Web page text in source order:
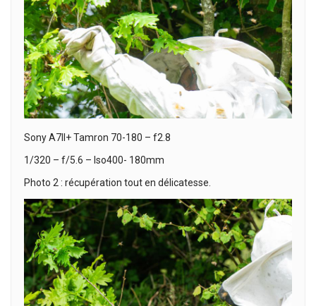
Sony A7II+ Tamron 70-180 – f2.8
1/320 – f/5.6 – Iso400- 180mm
Photo 2 : récupération tout en délicatesse.